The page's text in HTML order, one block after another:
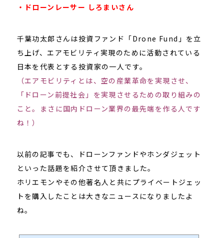
・ドローンレーサー しろまいさん
千葉功太郎さんは投資ファンド「Drone Fund」を立
ち上げ、エアモビリティ実現のために活動されている
日本を代表とする投資家の一人です。
（エアモビリティとは、空の産業革命を実現させ、
「ドローン前提社会」を実現させるための取り組みの
こと。まさに国内ドローン業界の最先端を作る人です
ね！）
以前の記事でも、ドローンファンドやホンダジェット
といった話題を紹介させて頂きました。
ホリエモンやその他著名人と共にプライベートジェッ
トを購入したことは大きなニュースになりましたよ
ね。